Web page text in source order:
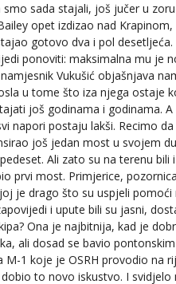
sada stajali, još jučer u
opet izdizao nad Krapinom,
gotovo dva i pol desetljeća.
ponoviti: maksimalna mu je
Vukušić objašnjava
u tome što iza njega ostaje
još godinama i godinama. A
napori postaju lakši. Recimo
još jedan most u svojem
Ali zato su na terenu bili
prvi most. Primjerice,
je drago što su uspjeli
i upute bili su jasni,
Ona je najbitnija, kad je
ali dosad se bavio
M-1 koje je OSRH provodio na
to novo iskustvo. I